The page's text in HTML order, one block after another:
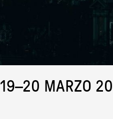
19–20 MARZO